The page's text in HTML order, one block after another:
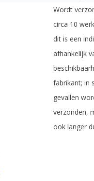
Wordt
circa 10
dit is een
afhankelijk
fabrikant; in
gevallen
verzonden,
ook langer